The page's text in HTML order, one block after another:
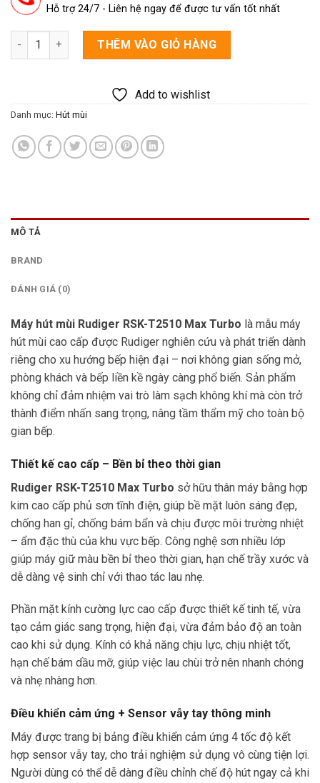
Hỗ trợ 24/7 - Liên hệ ngay để được tư vấn tốt nhất
Máy hút mùi Rudiger RSK-T2510 Max Turbo số lượng
THÊM VÀO GIỎ HÀNG
Add to wishlist
Danh mục: Hút mùi
MÔ TẢ
BRAND
ĐÁNH GIÁ (0)
Máy hút mùi Rudiger RSK-T2510 Max Turbo là mẫu máy
hút mùi cao cấp được Rudiger nghiên cứu và phát triển dành
riêng cho xu hướng bếp hiện đại – nơi không gian sống mở,
phòng khách và bếp liền kề ngày càng phổ biến. Sản phẩm
không chỉ đảm nhiệm vai trò làm sạch không khí mà còn trở
thành điểm nhấn sang trọng, nâng tầm thẩm mỹ cho toàn bộ
gian bếp.
Thiết kế cao cấp – Bền bỉ theo thời gian
Rudiger RSK-T2510 Max Turbo sở hữu thân máy bằng hợp
kim cao cấp phủ sơn tĩnh điện, giúp bề mặt luôn sáng đẹp,
chống han gỉ, chống bám bẩn và chịu được môi trường nhiệt
– ẩm đặc thù của khu vực bếp. Công nghệ sơn nhiều lớp
giúp máy giữ màu bền bỉ theo thời gian, hạn chế trầy xước và
dễ dàng vệ sinh chỉ với thao tác lau nhẹ.
Phần mặt kính cường lực cao cấp được thiết kế tinh tế, vừa
tạo cảm giác sang trọng, hiện đại, vừa đảm bảo độ an toàn
cao khi sử dụng. Kính có khả năng chịu lực, chịu nhiệt tốt,
hạn chế bám dầu mỡ, giúp việc lau chùi trở nên nhanh chóng
và nhẹ nhàng hơn.
Điều khiển cảm ứng + Sensor vẫy tay thông minh
Máy được trang bị bảng điều khiển cảm ứng 4 tốc độ kết
hợp sensor vẫy tay, cho trải nghiệm sử dụng vô cùng tiện lợi.
Người dùng có thể dễ dàng điều chỉnh chế độ hút ngay cả khi